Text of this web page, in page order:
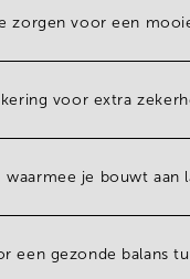
zorgen voor een
voor extra
waarmee je bouwt aan
een gezonde balans